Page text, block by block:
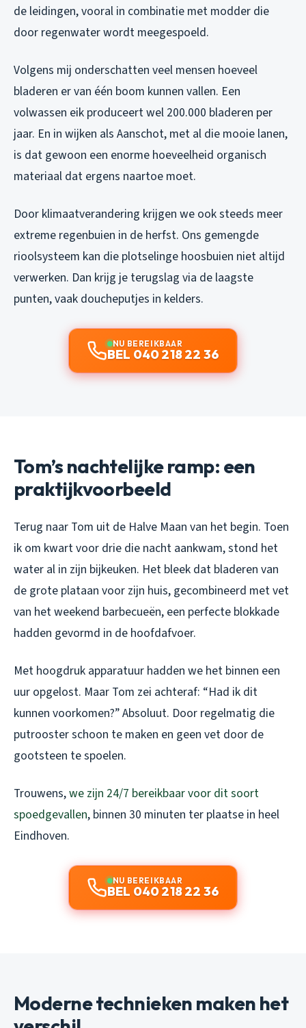
de leidingen, vooral in combinatie met modder die
door regenwater wordt meegespoeld.
Volgens mij onderschatten veel mensen hoeveel
bladeren er van één boom kunnen vallen. Een
volwassen eik produceert wel 200.000 bladeren per
jaar. En in wijken als Aanschot, met al die mooie lanen,
is dat gewoon een enorme hoeveelheid organisch
materiaal dat ergens naartoe moet.
Door klimaatverandering krijgen we ook steeds meer
extreme regenbuien in de herfst. Ons gemengde
rioolsysteem kan die plotselinge hoosbuien niet altijd
verwerken. Dan krijg je terugslag via de laagste
punten, vaak doucheputjes in kelders.
NU BEREIKBAAR
BEL 040 218 22 36
Tom’s nachtelijke ramp: een
praktijkvoorbeeld
Terug naar Tom uit de Halve Maan van het begin. Toen
ik om kwart voor drie die nacht aankwam, stond het
water al in zijn bijkeuken. Het bleek dat bladeren van
de grote plataan voor zijn huis, gecombineerd met vet
van het weekend barbecueën, een perfecte blokkade
hadden gevormd in de hoofdafvoer.
Met hoogdruk apparatuur hadden we het binnen een
uur opgelost. Maar Tom zei achteraf: “Had ik dit
kunnen voorkomen?” Absoluut. Door regelmatig die
putrooster schoon te maken en geen vet door de
gootsteen te spoelen.
Trouwens,we zijn 24/7 bereikbaar voor dit soort
spoedgevallen, binnen 30 minuten ter plaatse in heel
Eindhoven.
NU BEREIKBAAR
BEL 040 218 22 36
Moderne technieken maken het